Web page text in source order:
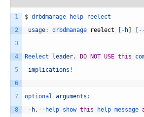
1
2
3
4
5
6
7
8
$ drbdmanage help
reelect
usage: drbdmanage reelect [ - h] [
Reelect leader. DO NOT USE this
implications !
optional arguments :
- h , -- help show this help message